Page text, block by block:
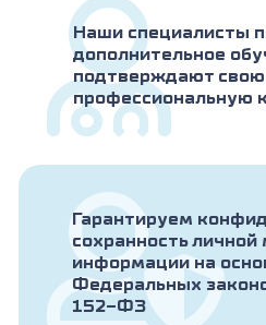
Наши специалисты
дополнительное
подтверждают
профессиональную
Гарантируем
сохранность
информации на
Федеральных
152-ФЗ